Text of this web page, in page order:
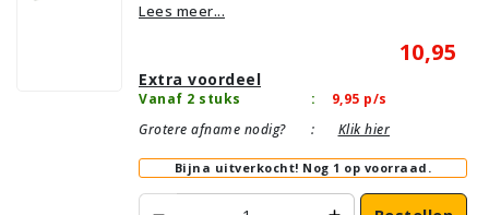
Lees meer...
10,95
Extra voordeel
Vanaf 2 stuks : 9,95 p/s
Grotere afname nodig?
: Klik hier
Bijna uitverkocht! Nog 1 op voorraad.